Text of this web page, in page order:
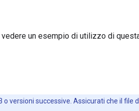
un esempio di utilizzo di
o versioni successive. Assicurati che il file